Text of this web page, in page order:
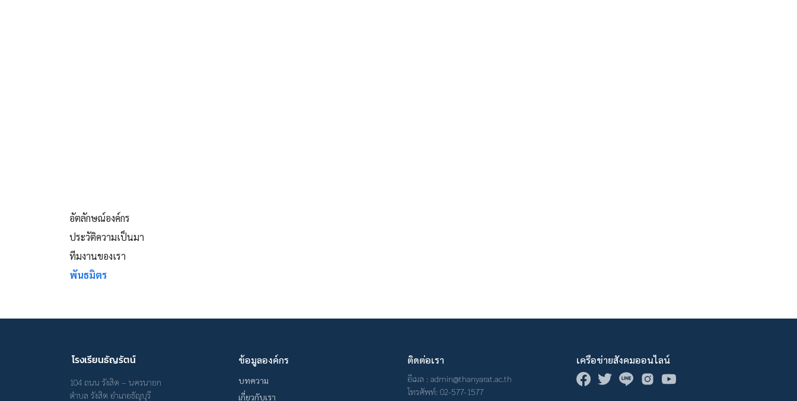
อัตลักษณ์องค์กร
ประวัติความเป็นมา
ทีมงานของเรา
พันธมิตร
โรงเรียนธัญรัตน์
104 ถนน รังสิต – นครนายก
ตำบล รังสิต อำเภอธัญบุรี
ข้อมูลองค์กร
บทความ
เกี่ยวกับเรา
ติดต่อเรา
อีเมล : admin@thanyarat.ac.th
โทรศัพท์: 02-577-1577
เครือข่ายสังคมออนไลน์